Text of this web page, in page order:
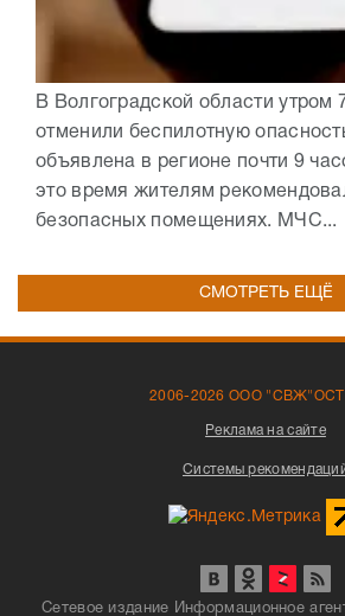
В Волгоградской области утром
отменили беспилотную
объявлена в регионе почти 9
это время жителям
безопасных помещениях. МЧС...
СМОТРЕТЬ ЕЩЁ
2006-2026 ООО
Реклама на сайте
Системы
Сетевое издание Информационное